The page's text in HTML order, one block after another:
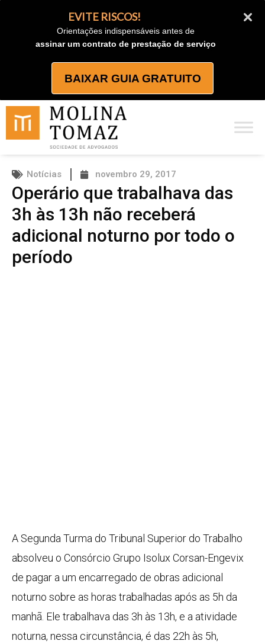
EVITE RISCOS!
Orientações indispensáveis antes de
assinar um contrato de prestação de serviço
BAIXAR GUIA GRATUITO
Notícias novembro 29, 2017
Operário que trabalhava das
3h às 13h não receberá
adicional noturno por todo o
período
A Segunda Turma do Tribunal Superior do Trabalho
absolveu o Consórcio Grupo Isolux Corsan-Engevix
de pagar a um encarregado de obras adicional
noturno sobre as horas trabalhadas após as 5h da
manhã. Ele trabalhava das 3h às 13h, e a atividade
noturna, nessa circunstância, é das 22h às 5h,